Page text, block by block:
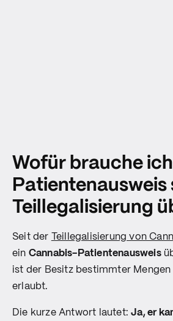
Wofür brauche
Patientenausweis
Teillegalisierung
Seit der Teillegalisierung von
ein Cannabis-Patientenausweis
ist der Besitz bestimmter
erlaubt.
Die kurze Antwort lautet:Ja, er